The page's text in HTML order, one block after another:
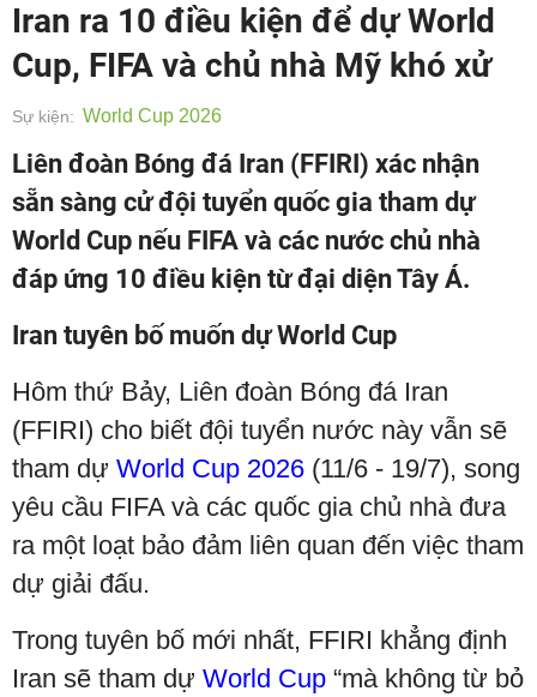
Iran ra 10 điều kiện để dự World
Cup, FIFA và chủ nhà Mỹ khó xử
Sự kiện: World Cup 2026
Liên đoàn Bóng đá Iran (FFIRI) xác nhận
sẵn sàng cử đội tuyển quốc gia tham dự
World Cup nếu FIFA và các nước chủ nhà
đáp ứng 10 điều kiện từ đại diện Tây Á.
Iran tuyên bố muốn dự World Cup
Hôm thứ Bảy, Liên đoàn Bóng đá Iran
(FFIRI) cho biết đội tuyển nước này vẫn sẽ
tham dự World Cup 2026 (11/6 - 19/7), song
yêu cầu FIFA và các quốc gia chủ nhà đưa
ra một loạt bảo đảm liên quan đến việc tham
dự giải đấu.
Trong tuyên bố mới nhất, FFIRI khẳng định
Iran sẽ tham dự World Cup “mà không từ bỏ